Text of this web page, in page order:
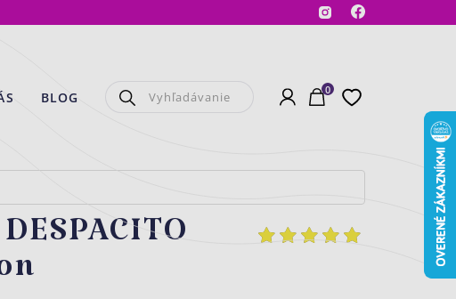
InstagramFacebook
BLOG Prihlásenie
Košík
0 Obľúbené